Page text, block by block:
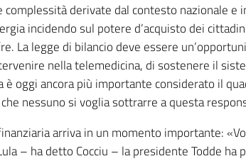
derivate dal contesto nazionale
incidendo sul potere d’acquisto dei
La legge di bilancio deve essere
nella telemedicina, di sostenere il
è oggi ancora più importante considerato il
nessuno si voglia sottrarre a questa
arriva in un momento importante:
– ha detto Cocciu – la presidente Todde